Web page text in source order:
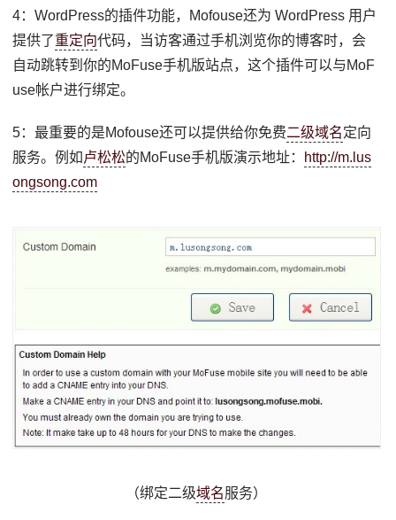
4：WordPress的插件功能，Mofouse还为 WordPress 用户
提供了重定向代码，当访客通过手机浏览你的博客时，会
自动跳转到你的MoFuse手机版站点，这个插件可以与MoF
use帐户进行绑定。
5：最重要的是Mofouse还可以提供给你免费二级域名定向
服务。例如 卢松松的MoFuse手机版演示地址： http://m.lus
ongsong.com
（绑定二级域名服务）